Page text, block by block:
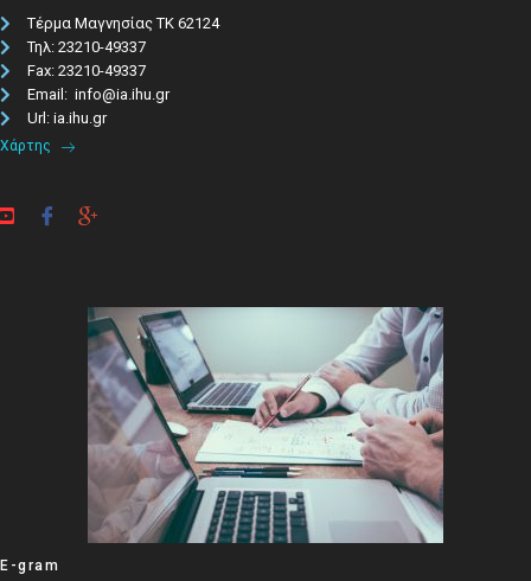
Τέρμα Μαγνησίας ΤΚ 62124
Τηλ: 23210-49337​
Fax: 23210-49337
Email: info@ia.ihu.gr
Url: ia.ihu.gr
Χάρτης
E-gram